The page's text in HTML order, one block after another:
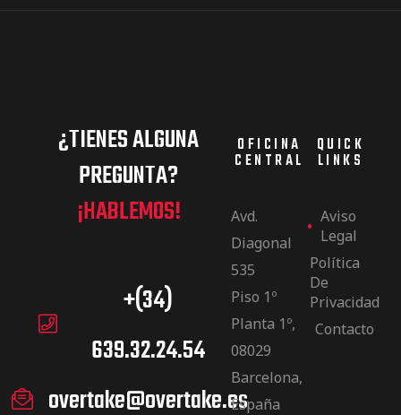
¿TIENES ALGUNA
PREGUNTA?
¡HABLEMOS!
+(34)
639.32.24.54
overtake@overtake.es
OFICINA
CENTRAL
Avd.
Diagonal
535
Piso 1º
Planta 1º,
08029
Barcelona,
España
QUICK
LINKS
Aviso
Legal
Política
De
Privacidad
Contacto